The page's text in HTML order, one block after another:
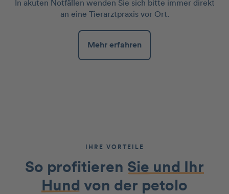
In akuten Notfällen wenden Sie sich bitte immer direkt
an eine Tierarztpraxis vor Ort.
Mehr erfahren
IHRE VORTEILE
So profitieren Sie und Ihr
Hund von der petolo